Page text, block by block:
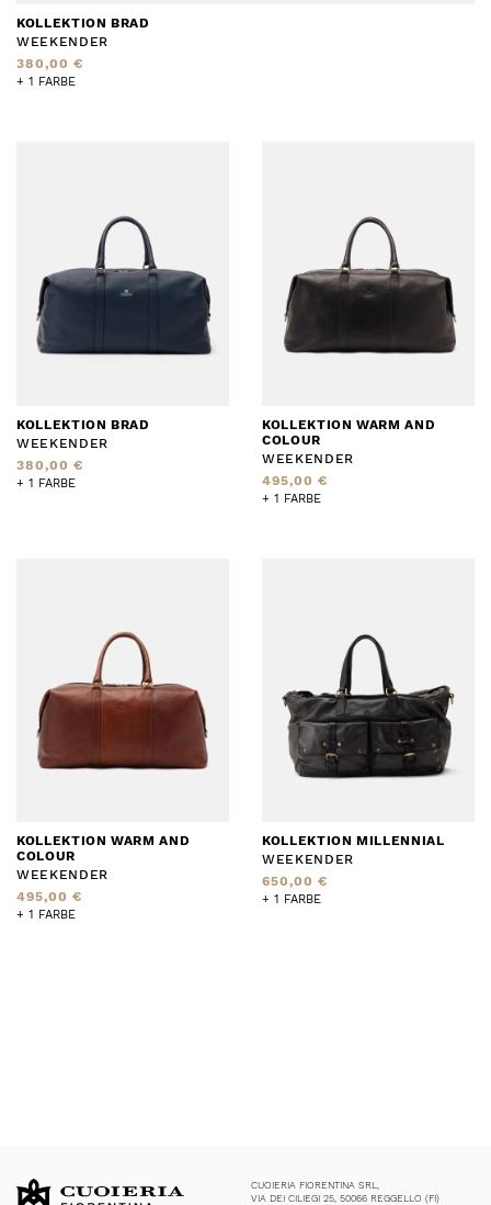
KOLLEKTION BRAD
WEEKENDER
380,00 €
+ 1 FARBE
KOLLEKTION BRAD
WEEKENDER
380,00 €
+ 1 FARBE
KOLLEKTION WARM AND
COLOUR
WEEKENDER
495,00 €
+ 1 FARBE
KOLLEKTION WARM AND
COLOUR
WEEKENDER
495,00 €
+ 1 FARBE
KOLLEKTION MILLENNIAL
WEEKENDER
650,00 €
+ 1 FARBE
CUOIERIA FIORENTINA SRL,
VIA DEI CILIEGI 25, 50066 REGGELLO (FI)